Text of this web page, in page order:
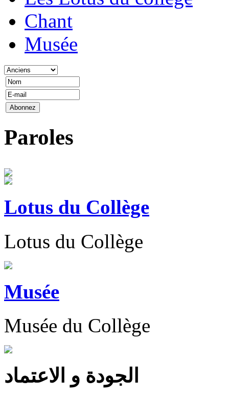
Chant
Musée
Paroles
Lotus du Collège
Lotus du Collège
Musée
Musée du Collège
الجودة و الاعتماد